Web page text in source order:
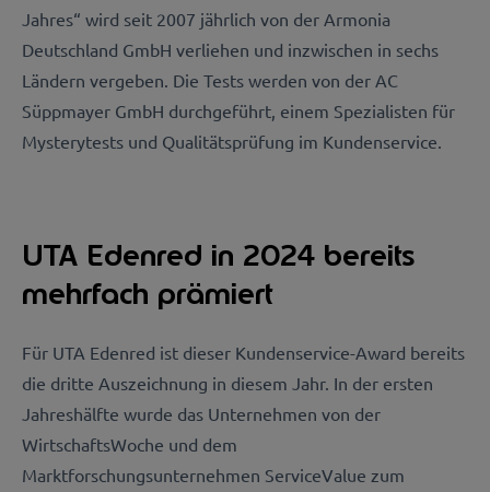
Jahres“ wird seit 2007 jährlich von der Armonia
Deutschland GmbH verliehen und inzwischen in sechs
Ländern vergeben. Die Tests werden von der AC
Süppmayer GmbH durchgeführt, einem Spezialisten für
Mysterytests und Qualitätsprüfung im Kundenservice.
UTA Edenred in 2024 bereits
mehrfach prämiert
Für UTA Edenred ist dieser Kundenservice-Award bereits
die dritte Auszeichnung in diesem Jahr. In der ersten
Jahreshälfte wurde das Unternehmen von der
WirtschaftsWoche und dem
Marktforschungsunternehmen ServiceValue zum